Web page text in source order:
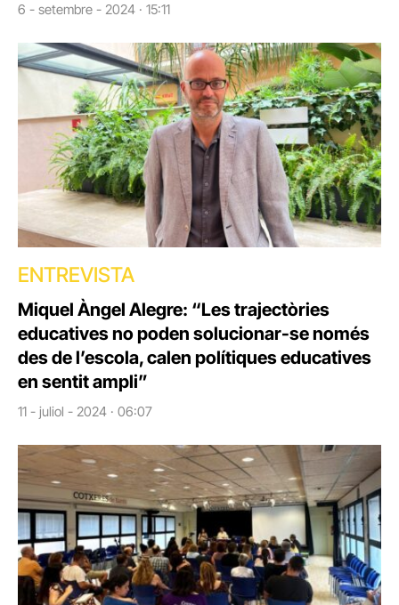
6 - setembre - 2024 · 15:11
ENTREVISTA
Miquel Àngel Alegre: “Les trajectòries
educatives no poden solucionar-se només
des de l’escola, calen polítiques educatives
en sentit ampli”
11 - juliol - 2024 · 06:07